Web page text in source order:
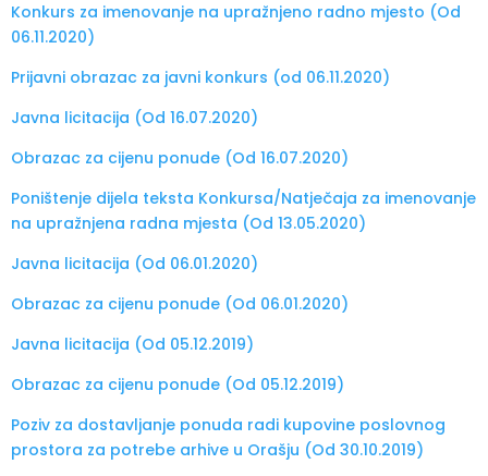
Konkurs za imenovanje na upražnjeno radno mjesto (Od
06.11.2020)
Prijavni obrazac za javni konkurs (od 06.11.2020)
Javna licitacija (Od 16.07.2020)
Obrazac za cijenu ponude (Od 16.07.2020)
Poništenje dijela teksta Konkursa/Natječaja za imenovanje
na upražnjena radna mjesta (Od 13.05.2020)
Javna licitacija (Od 06.01.2020)
Obrazac za cijenu ponude (Od 06.01.2020)
Javna licitacija (Od 05.12.2019)
Obrazac za cijenu ponude (Od 05.12.2019)
Poziv za dostavljanje ponuda radi kupovine poslovnog
prostora za potrebe arhive u Orašju (Od 30.10.2019)